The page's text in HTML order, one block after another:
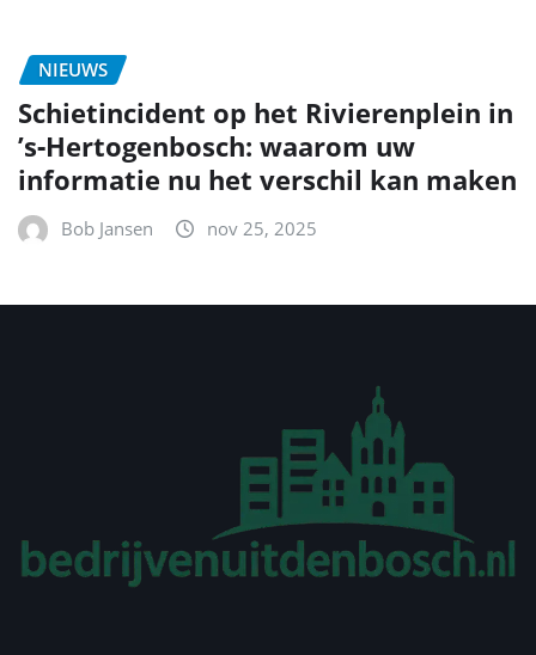
NIEUWS
Schietincident op het Rivierenplein in
’s‑Hertogenbosch: waarom uw
informatie nu het verschil kan maken
Bob Jansen nov 25, 2025